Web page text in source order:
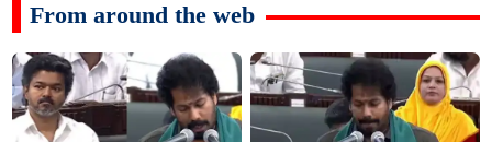
From around the web